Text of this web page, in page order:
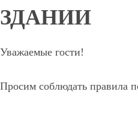
ЗДАНИИ
Уважаемые гости!
Просим соблюдать правила